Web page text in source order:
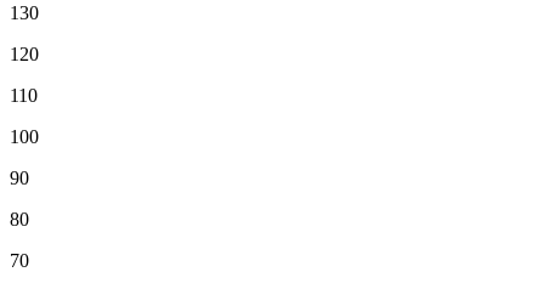
130
120
110
100
90
80
70